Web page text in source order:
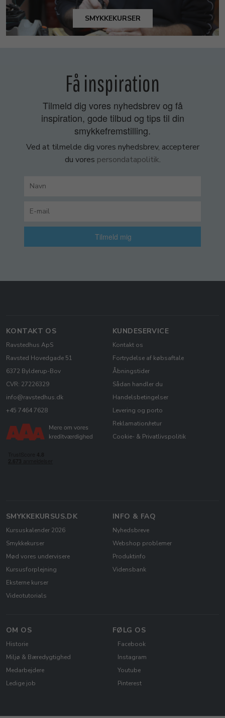
SMYKKEKURSER
Få inspiration
Tilmeld dig vores nyhedsbrev og få
inspiration, gode tilbud og tips til din
smykkefremstilling.
Ved at tilmelde dig vores nyhedsbrev, accepterer
du vores persondatapolitik.
Tilmeld mig
KONTAKT OS
Ravstedhus ApS
Ravsted Hovedgade 51
6372 Bylderup-Bov
CVR: 27226329
info@ravstedhus.dk
+45 7464 7628
KUNDESERVICE
Kontakt os
Fortrydelse af købsaftale
Åbningstider
Sådan handler du
Handelsbetingelser
Levering og porto
Reklamation/retur
Cookie- & Privatlivspolitik
SMYKKEKURSUS.DK
Kursuskalender 2026
Smykkekurser
Mød vores undervisere
Kursusforplejning
Eksterne kurser
Videotutorials
INFO & FAQ
Nyhedsbreve
Webshop problemer
Produktinfo
Vidensbank
OM OS
Historie
Miljø & Bæredygtighed
Medarbejdere
Ledige job
FØLG OS
Facebook
Instagram
Youtube
Pinterest